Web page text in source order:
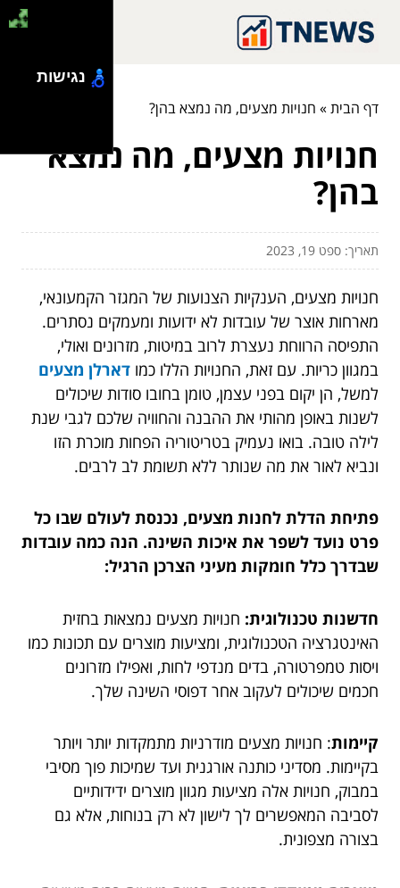
דף הבית» חנויות מצעים, מה נמצא בהן?
חנויות מצעים, מה נמצא
בהן?
תאריך: ספט 19, 2023
חנויות מצעים, הענקיות הצנועות של המגזר הקמעונאי,
מארחות אוצר של עובדות לא ידועות ומעמקים נסתרים.
התפיסה הרווחת נעצרת לרוב במיטות, מזרונים ואולי,
במגוון כריות. עם זאת, החנויות הללו כמו דארלן מצעים
למשל, הן יקום בפני עצמן, טומן בחובו סודות שיכולים
לשנות באופן מהותי את ההבנה והחוויה שלכם לגבי שנת
לילה טובה. בואו נעמיק בטריטוריה הפחות מוכרת הזו
ונביא לאור את מה שנותר ללא תשומת לב לרבים.
פתיחת הדלת לחנות מצעים, נכנסת לעולם שבו כל
פרט נועד לשפר את איכות השינה. הנה כמה עובדות
שבדרך כלל חומקות מעיני הצרכן הרגיל:
חדשנות טכנולוגית: חנויות מצעים נמצאות בחזית
האינטגרציה הטכנולוגית, ומציעות מוצרים עם תכונות כמו
ויסות טמפרטורה, בדים מנדפי לחות, ואפילו מזרונים
חכמים שיכולים לעקוב אחר דפוסי השינה שלך.
קיימות: חנויות מצעים מודרניות מתמקדות יותר ויותר
בקיימות. מסדיני כותנה אורגנית ועד שמיכות פוך מסיבי
במבוק, חנויות אלה מציעות מגוון מוצרים ידידותיים
לסביבה המאפשרים לך לישון לא רק בנוחות, אלא גם
בצורה מצפונית.
נגישות